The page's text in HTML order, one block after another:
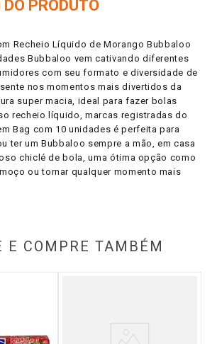
PRODUTO
Recheio Líquido de Morango Bubbaloo
Bubbaloo vem cativando diferentes
com seu formato e diversidade de
nos momentos mais divertidos da
super macia, ideal para fazer bolas
recheio líquido, marcas registradas do
Bag com 10 unidades é perfeita para
ter um Bubbaloo sempre a mão, em casa
chiclé de bola, uma ótima opção como
ou tornar qualquer momento mais
E COMPRE TAMBÉM